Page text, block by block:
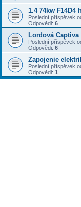
1.4 74kw F14D4
Poslední příspěvek
Odpovědi: 6
Lordová Captiva
Poslední příspěvek
Odpovědi: 6
Zapojenie
Poslední příspěvek
Odpovědi: 1